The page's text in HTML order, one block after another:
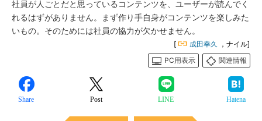
社員が人ごとだと思っているコンテンツを、ユーザーが読んでく
れるはずがありません。まず作り手自身がコンテンツを楽しみた
いもの。そのためには社員の協力が欠かせません。
[ 成田幸久
，ナイル]
PC用表示
関連情報
Share Post LINE Hatena